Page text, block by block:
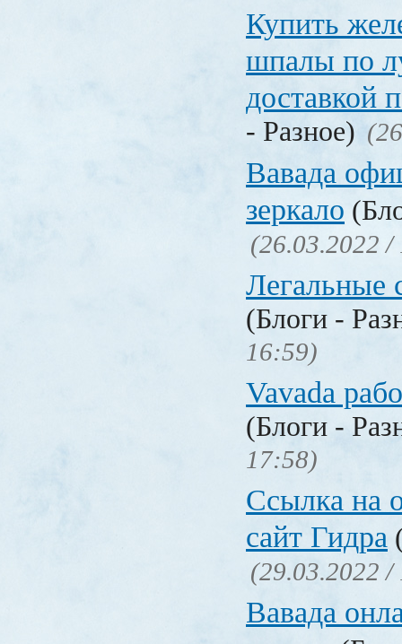
Купить
шпалы по
доставкой
- Разное)
Вавада
зеркало
(26.03.2022 /
Легальные
(Блоги -
16:59)
Vavada
(Блоги -
17:58)
Ссылка на
сайт Гидра
(29.03.2022 /
Вавада